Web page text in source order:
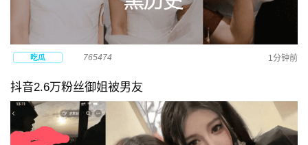
吃瓜 765474 1分钟前
抖音2.6万粉丝御姐被男友